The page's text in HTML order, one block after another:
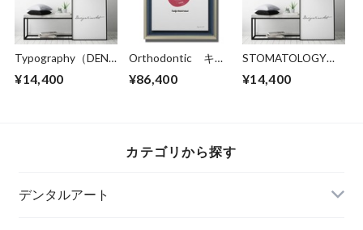
Typography（DENT
（フレーム入り）
¥14,400
Orthodontic キャ
（B3サイズ）・立
¥86,400
STOMATOLOGY
ーム入り）
¥14,400
カテゴリから探す
デンタルアート